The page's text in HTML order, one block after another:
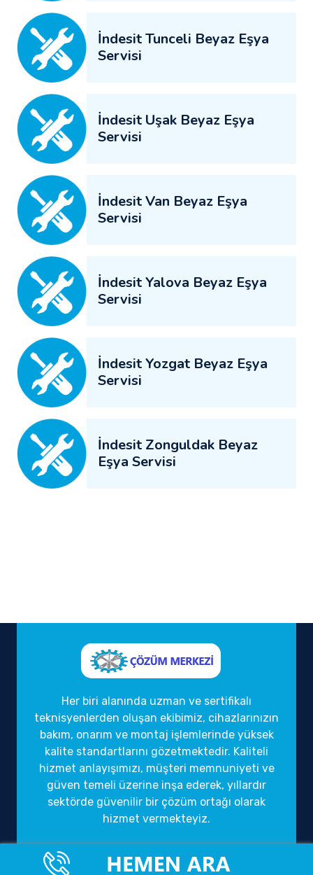
İndesit Tunceli Beyaz Eşya
Servisi
İndesit Uşak Beyaz Eşya
Servisi
İndesit Van Beyaz Eşya
Servisi
İndesit Yalova Beyaz Eşya
Servisi
İndesit Yozgat Beyaz Eşya
Servisi
İndesit Zonguldak Beyaz
Eşya Servisi
Her biri alanında uzman ve sertifikalı
teknisyenlerden oluşan ekibimiz, cihazlarınızın
bakım, onarım ve montaj işlemlerinde yüksek
kalite standartlarını gözetmektedir. Kaliteli
hizmet anlayışımızı, müşteri memnuniyeti ve
güven temeli üzerine inşa ederek, yıllardır
sektörde güvenilir bir çözüm ortağı olarak
hizmet vermekteyiz.